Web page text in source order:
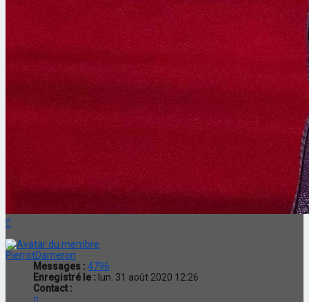
PierrotDameron
Messages : 4796
Enregistré le : lun. 31 août 2020 12:26
Contact :